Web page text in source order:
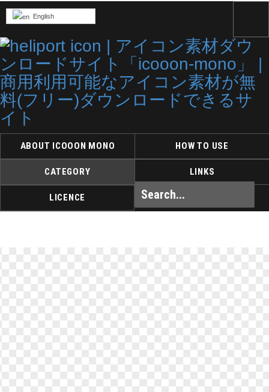
ABOUT ICOOON MONO HOW TO USE
CATEGORY LINKS
LICENCE
English